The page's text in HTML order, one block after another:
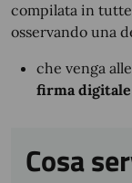
compilata in
osservando una
che venga
firma
Cosa